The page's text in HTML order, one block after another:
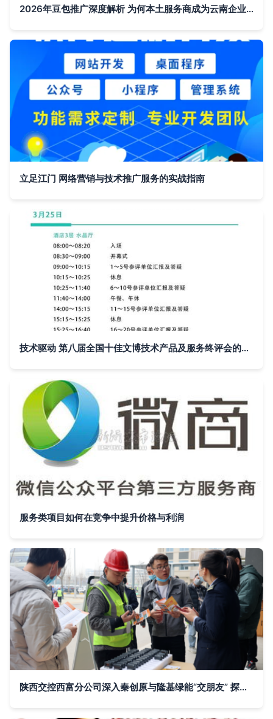
2026年豆包推广深度解析 为何本土服务商成为云南企业增长新引擎
立足江门 网络营销与技术推广服务的实战指南
技术驱动 第八届全国十佳文博技术产品及服务终评会的推广启示
服务类项目如何在竞争中提升价格与利润
陕西交控西富分公司深入秦创原与隆基绿能“交朋友” 探索技术推广服务新路径